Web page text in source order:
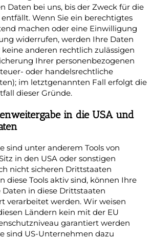
Daten bei uns, bis der Zweck für die
Wenn Sie ein berechtigtes
machen oder eine Einwilligung
widerrufen, werden Ihre Daten
anderen rechtlich zulässigen
Ihrer personenbezogenen
oder handelsrechtliche
im letztgenannten Fall erfolgt die
dieser Gründe.
in die USA und
sind unter anderem Tools von
in den USA oder sonstigen
nicht sicheren Drittstaaten
diese Tools aktiv sind, können Ihre
Daten in diese Drittstaaten
verarbeitet werden. Wir weisen
Ländern kein mit der EU
garantiert werden
sind US-Unternehmen dazu